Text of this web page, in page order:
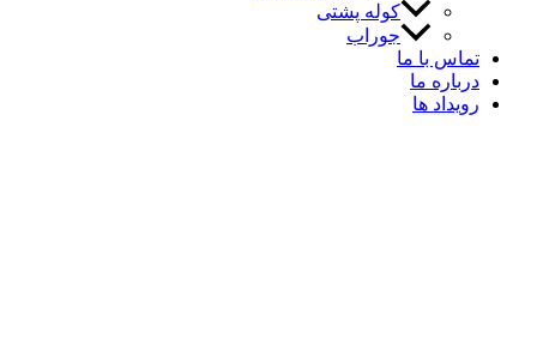
کوله پشتی
جوراب
با ما
ما
ها